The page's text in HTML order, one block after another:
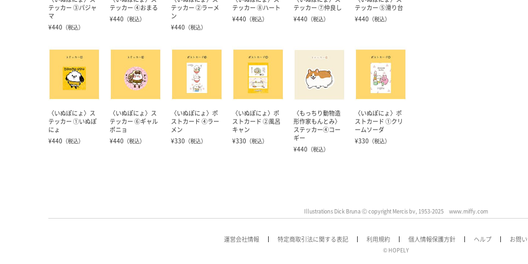
テッカー ③パジャ
マ
¥440
（税込）
テッカー ④おまる
¥440
（税込）
テッカー ②ラーメ
ン
¥440
（税込）
テッカー ⑧ハート
¥440
（税込）
テッカー ⑦仲良し
¥440
（税込）
テッカー ⑤滑り台
¥440
（税込）
〈いぬぽにょ〉ス
テッカー ①いぬぽ
にょ
¥440
（税込）
〈いぬぽにょ〉ス
テッカー ⑥ギャル
ポニョ
¥440
（税込）
〈いぬぽにょ〉ポ
ストカード ④ラー
メン
¥330
（税込）
〈いぬぽにょ〉ポ
ストカード ②風呂
キャン
¥330
（税込）
〈もっちり動物造
形作家もんとみ〉
ステッカー④コー
ギー
¥440
（税込）
〈いぬぽにょ〉ポ
ストカード ①クリ
ームソーダ
¥330
（税込）
Illustrations Dick Bruna Ⓒ copyright Mercis bv, 1953-2025 www.miffy.com
運営会社情報 特定商取引法に関する表記 利用規約 個人情報保護方針 ヘルプ お問
© HOPELY